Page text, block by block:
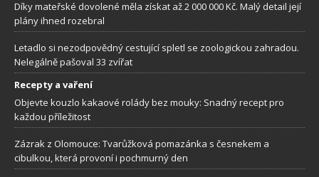
Díky mateřské dovolené měla získat až 2 000 000 Kč. Malý detail její
plány ihned rozebral
Letadlo si nezodpovědný cestující spletl se zoologickou zahradou.
Nelegálně pašoval 33 zvířat
Recepty a vaření
Objevte kouzlo kakaové rolády bez mouky: Snadný recept pro
každou příležitost
Zázrak z Olomouce: Tvarůžková pomazánka s česnekem a
cibulkou, která provoní i pochmurný den